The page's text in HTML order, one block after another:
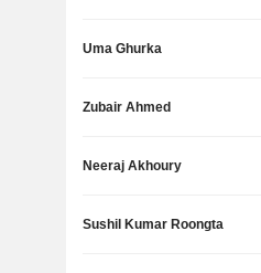
Uma Ghurka
Zubair Ahmed
Neeraj Akhoury
Sushil Kumar Roongta